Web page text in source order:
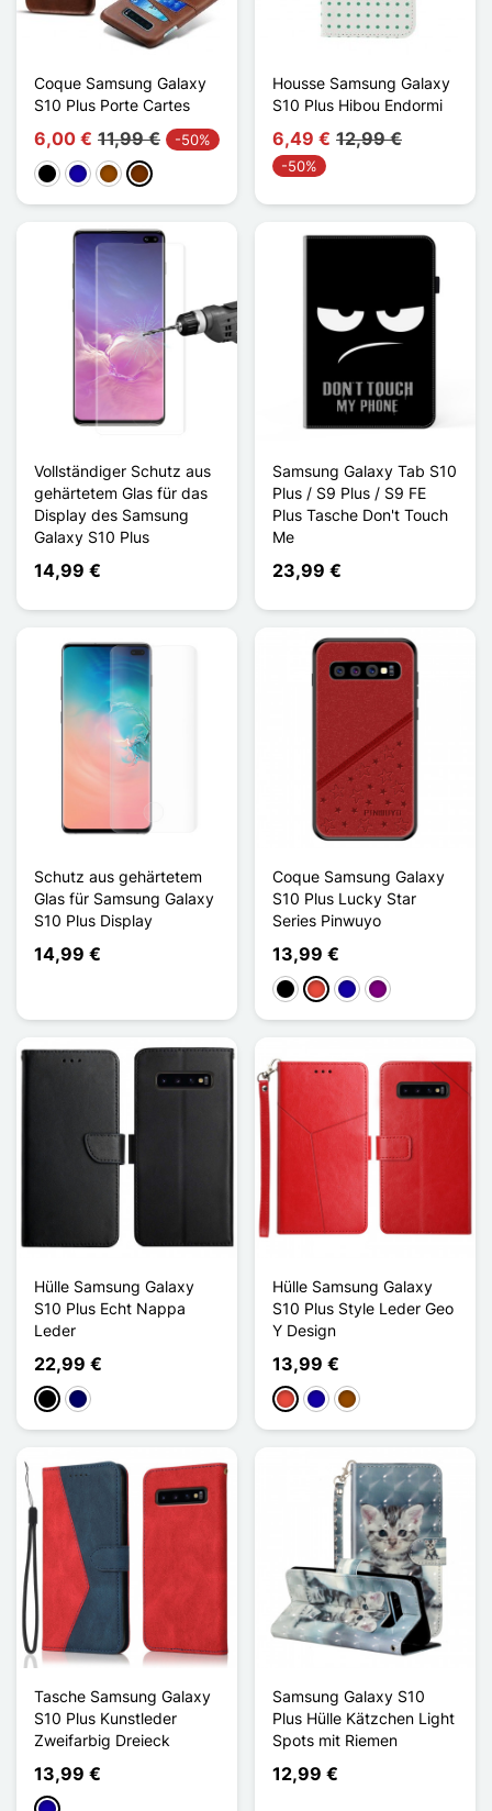
Coque Samsung Galaxy
S10 Plus Porte Cartes
6,00 € 11,99 € -50%
SchwarzDunkelblau
BraunKaffee
Housse Samsung Galaxy
S10 Plus Hibou Endormi
6,49 € 12,99 €
-50%
Vollständiger Schutz aus
gehärtetem Glas für das
Display des Samsung
Galaxy S10 Plus
14,99 €
Samsung Galaxy Tab S10
Plus / S9 Plus / S9 FE
Plus Tasche Don't Touch
Me
23,99 €
Schutz aus gehärtetem
Glas für Samsung Galaxy
S10 Plus Display
14,99 €
Coque Samsung Galaxy
S10 Plus Lucky Star
Series Pinwuyo
13,99 €
Schwarz
Rot Dunkelblau
Violett
Hülle Samsung Galaxy
S10 Plus Echt Nappa
Leder
22,99 €
SchwarzMarineblau
Hülle Samsung Galaxy
S10 Plus Style Leder Geo
Y Design
13,99 €
Rot Dunkelblau
Braun
Tasche Samsung Galaxy
S10 Plus Kunstleder
Zweifarbig Dreieck
13,99 €
Samsung Galaxy S10
Plus Hülle Kätzchen Light
Spots mit Riemen
12,99 €